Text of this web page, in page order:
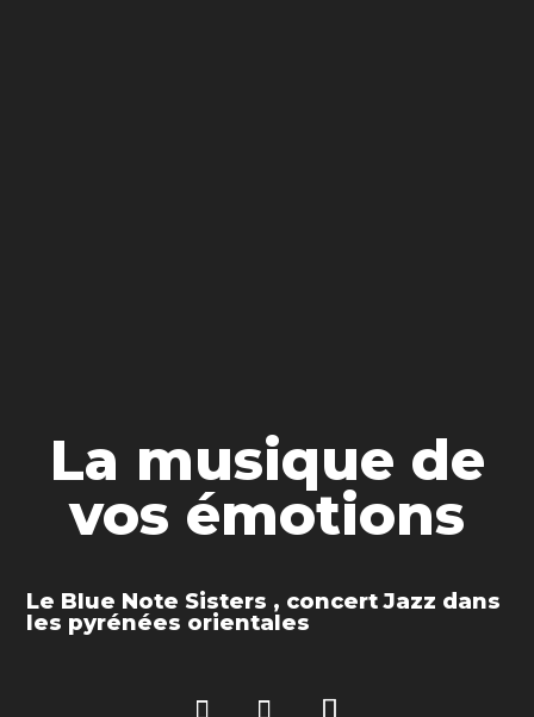
La musique de
vos émotions
Le Blue Note Sisters , concert Jazz dans
les pyrénées orientales